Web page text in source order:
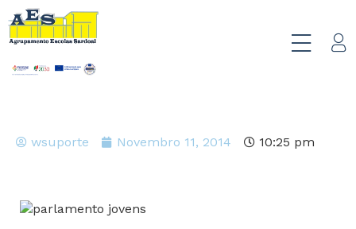
wsuporte Novembro 11, 2014 10:25 pm